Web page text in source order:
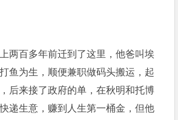
两百多年前迁到了这里，他爸叫埃
鱼为生，顺便兼职做码头搬运，起
后来接了政府的单，在秋明和托博
递生意，赚到人生第一桶金，但他